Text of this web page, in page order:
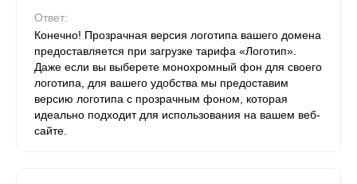
Ответ:
Конечно! Прозрачная версия логотипа вашего домена
предоставляется при загрузке тарифа «Логотип».
Даже если вы выберете монохромный фон для своего
логотипа, для вашего удобства мы предоставим
версию логотипа с прозрачным фоном, которая
идеально подходит для использования на вашем веб-
сайте.